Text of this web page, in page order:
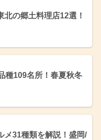
北の郷土料理店12選！
種109名所！春夏秋冬
メ31種類を解説！盛岡/